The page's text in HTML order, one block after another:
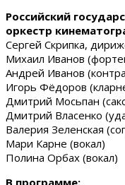
Российский
оркестр
Сергей Скрипка,
Михаил Иванов
Андрей Иванов
Игорь Фёдоров
Дмитрий Мосьпан
Дмитрий Власенко
Валерия Зеленская
Мари Карне (вокал)
Полина Орбах (вокал)